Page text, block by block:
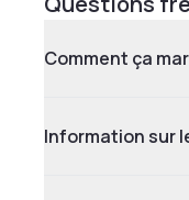
Comment ça
Information sur